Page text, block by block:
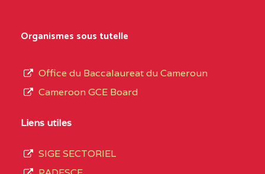
CENTRE
COLLEGE PRIVE LAIC
SAINT MICHEL
CENTRE
du
de
Organismes sous tutelle
Office du Baccalaureat du Cameroun
Cameroon GCE Board
Liens utiles
SIGE SECTORIEL